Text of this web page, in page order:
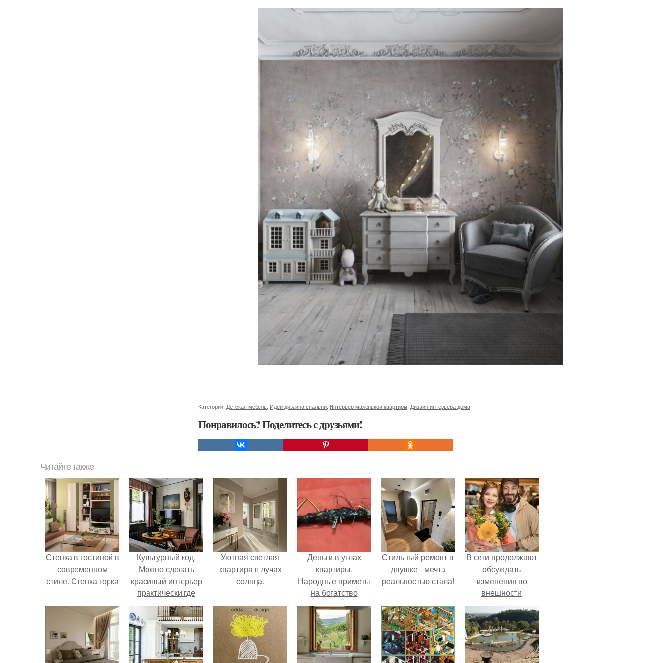
Категории: Детская мебель Идеи дизайна спальни Интерьер маленькой квартиры Дизайн интерьера дома
Понравилось? Поделитесь с друзьями!
Читайте также
Стенка в гостиной в
современном
стиле. Стенка горка
Культурный код.
Можно сделать
красивый интерьер
практически где
угодно.
Уютная светлая
квартира в лучах
солнца.
Деньги в углах
квартиры.
Народные приметы
на богатство
Стильный ремонт в
двушке - мечта
реальностью стала!
В сети продолжают
обсуждать
изменения во
внешности
актрисы.